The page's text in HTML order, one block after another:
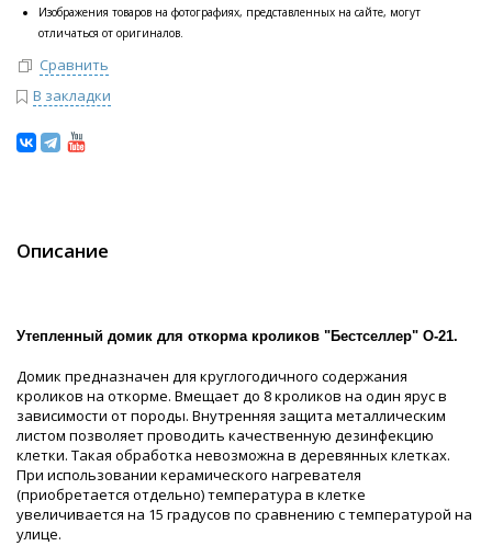
Изображения товаров на фотографиях, представленных на сайте, могут
отличаться от оригиналов.
Сравнить
В закладки
Описание
Утепленный домик для откорма кроликов "Бестселлер" О-21.
Домик предназначен для круглогодичного содержания
кроликов на откорме. Вмещает до 8 кроликов на один ярус в
зависимости от породы. Внутренняя защита металлическим
листом позволяет проводить качественную дезинфекцию
клетки. Такая обработка невозможна в деревянных клетках.
При использовании керамического нагревателя
(приобретается отдельно) температура в клетке
увеличивается на 15 градусов по сравнению с температурой на
улице.